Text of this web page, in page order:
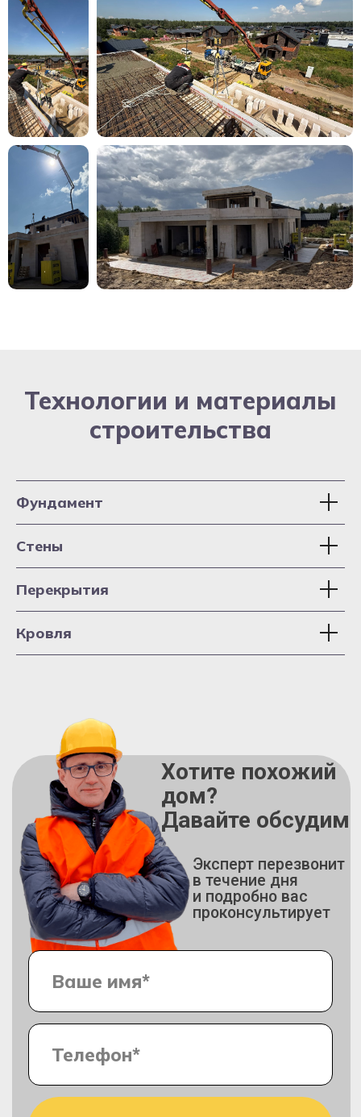
Технологии и материалы
строительства
Фундамент
Стены
Перекрытия
Кровля
О чем мы поговорим
Рассчитаем смету
на строительство дома
и необходимые материалы
Подскажем то, о чем вы могли
не подумать
ОТПРАВИТЬ
Нажимая на кнопку вы соглашаетесь сполитикой обработки
персональных данных